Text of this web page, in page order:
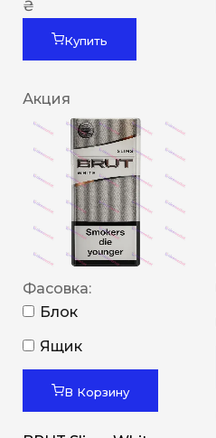
₴
Купить
Акция
Фасовка:
Блок
Ящик
В Корзину